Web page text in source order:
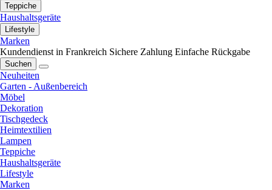
Teppiche
Haushaltsgeräte
Lifestyle
Marken
Kundendienst in Frankreich Sichere Zahlung Einfache Rückgabe
Suchen
Neuheiten
Garten - Außenbereich
Möbel
Dekoration
Tischgedeck
Heimtextilien
Lampen
Teppiche
Haushaltsgeräte
Lifestyle
Marken